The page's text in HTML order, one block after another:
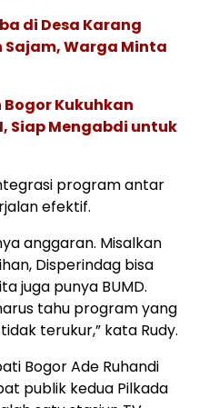
di Desa Karang
Warga Minta
Bogor Kukuhkan
Siap Mengabdi untuk
program antar
efektif.
anggaran. Misalkan
Disperindag bisa
juga punya BUMD.
tahu program yang
terukur,” kata Rudy.
Bogor Ade Ruhandi
publik kedua Pilkada